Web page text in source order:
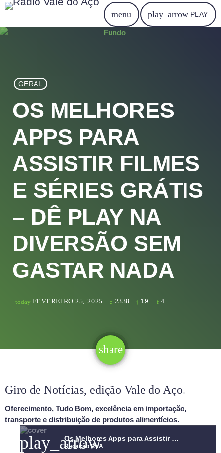
menu play_arrow PLAY
GERAL
OS MELHORES
APPS PARA
ASSISTIR FILMES
E SÉRIES GRÁTIS
– DÊ PLAY NA
DIVERSÃO SEM
GASTAR NADA
today FEVEREIRO 25, 2025 2338 19 4
share
email
Giro de Notícias, edição Vale do Aço.
Oferecimento, Tudo Bom, excelência em importação,
transporte e distribuição de produtos alimentícios.
play_arrow Os Melhores Apps para Assistir Filmes e Séries Grátis – Dê Play na Diversão Sem Gastar Nada
Redação RVA